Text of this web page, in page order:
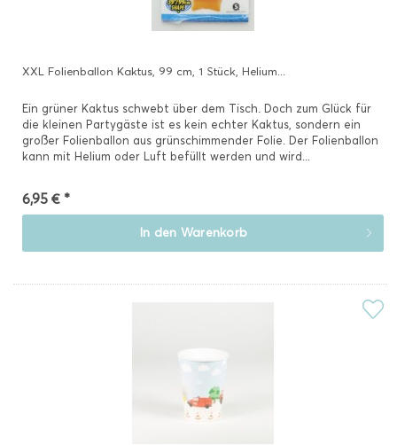
XXL Folienballon Kaktus, 99 cm, 1 Stück, Helium...
Ein grüner Kaktus schwebt über dem Tisch. Doch zum Glück für
die kleinen Partygäste ist es kein echter Kaktus, sondern ein
großer Folienballon aus grünschimmender Folie. Der Folienballon
kann mit Helium oder Luft befüllt werden und wird...
6,95 € *
In den Warenkorb